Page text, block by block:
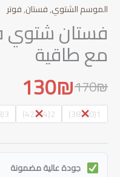
الموسم الشتوي,فستان,فوتر
فستان شتوي
مع طاقية
170₪
السعر
الأصلي
هو:
170₪.
130₪السعر
الحالي
هو:
130₪.
1(38-40)
2(42-44)
3(46-48)
جودة عالية مضمونة